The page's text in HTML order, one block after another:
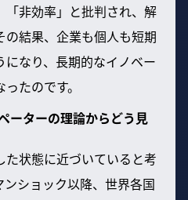
「非効率」と批判され、解
結果、企業も個人も短期
なり、長期的なイノベー
たのです。
ーターの理論からどう見
状態に近づいていると考
ンショック以降、世界各国